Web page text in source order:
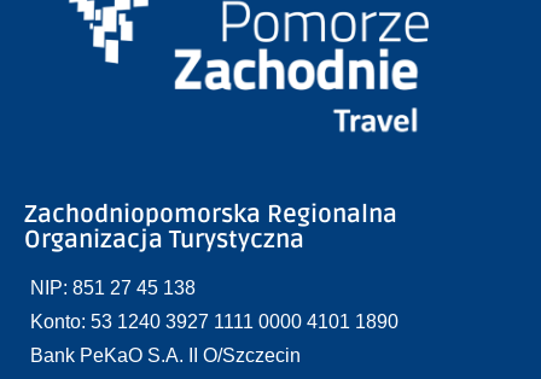
Zachodniopomorska Regionalna
Organizacja Turystyczna
NIP: 851 27 45 138
Konto: 53 1240 3927 1111 0000 4101 1890
Bank PeKaO S.A. II O/Szczecin